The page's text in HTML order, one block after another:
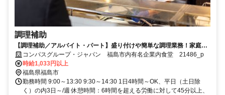
調理補助
【調理補助／アルバイト・パート】盛り付けや簡単な調理業務！家庭の
調理レベルでOK！
コンパスグループ・ジャパン 福島市内有名企業内食堂 21486_p
時給1,033円以上
福島県福島市
勤務時間 9:00～13:30 9:30～14:30 1日4時間～OK、平日（土日除
く）の内3日～/週 休憩時間：6時間を超える労働に対して45分以上、